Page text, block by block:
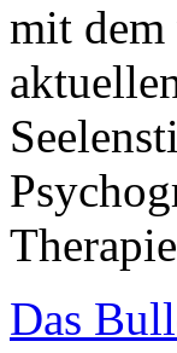
mit
Das